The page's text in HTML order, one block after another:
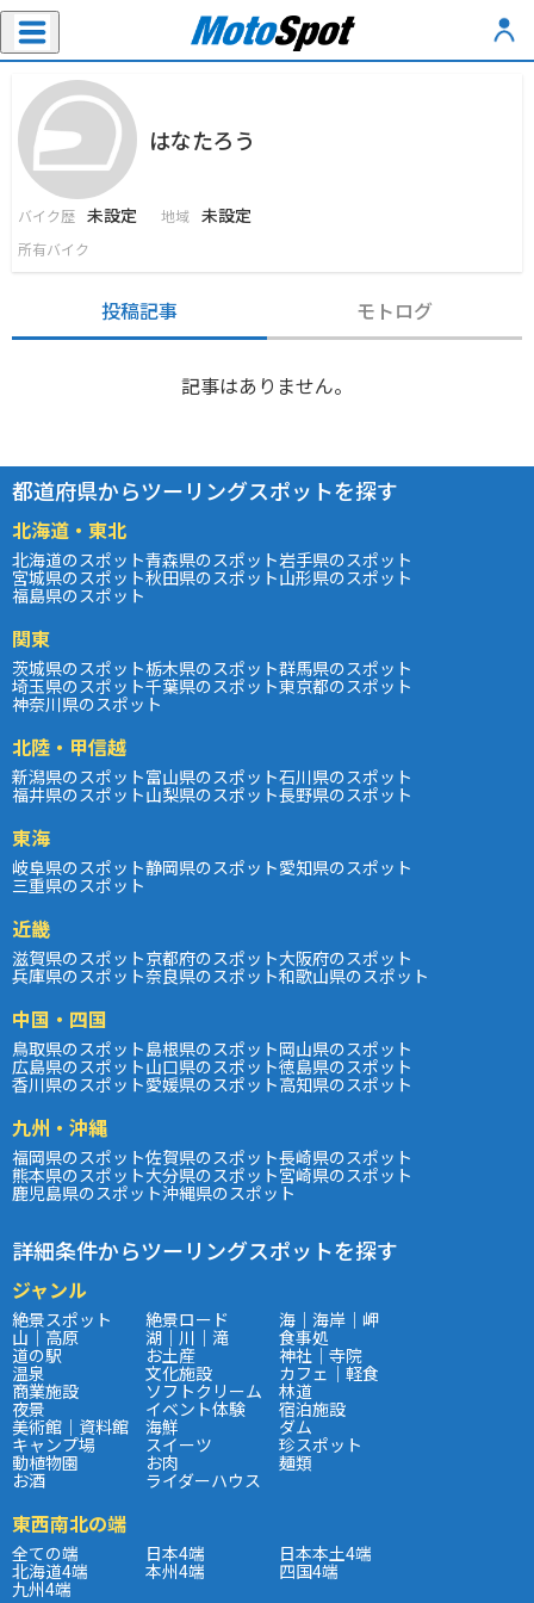
はなたろう
バイク歴 未設定 地域 未設定
所有バイク
投稿記事 モトログ
記事はありません。
都道府県からツーリングスポットを探す
北海道・東北
北海道のスポット青森県のスポット岩手県のスポット
宮城県のスポット秋田県のスポット山形県のスポット
福島県のスポット
関東
茨城県のスポット栃木県のスポット群馬県のスポット
埼玉県のスポット千葉県のスポット東京都のスポット
神奈川県のスポット
北陸・甲信越
新潟県のスポット富山県のスポット石川県のスポット
福井県のスポット山梨県のスポット長野県のスポット
東海
岐阜県のスポット静岡県のスポット愛知県のスポット
三重県のスポット
近畿
滋賀県のスポット京都府のスポット大阪府のスポット
兵庫県のスポット奈良県のスポット和歌山県のスポット
中国・四国
鳥取県のスポット島根県のスポット岡山県のスポット
広島県のスポット山口県のスポット徳島県のスポット
香川県のスポット愛媛県のスポット高知県のスポット
九州・沖縄
福岡県のスポット佐賀県のスポット長崎県のスポット
熊本県のスポット大分県のスポット宮崎県のスポット
鹿児島県のスポット沖縄県のスポット
詳細条件からツーリングスポットを探す
ジャンル
絶景スポット 絶景ロード 海｜海岸｜岬
山｜高原 湖｜川｜滝 食事処
道の駅 お土産 神社｜寺院
温泉 文化施設 カフェ｜軽食
商業施設 ソフトクリーム 林道
夜景 イベント体験 宿泊施設
美術館｜資料館 海鮮 ダム
キャンプ場 スイーツ 珍スポット
動植物園 お肉 麺類
お酒 ライダーハウス
東西南北の端
全ての端 日本4端 日本本土4端
北海道4端 本州4端 四国4端
九州4端